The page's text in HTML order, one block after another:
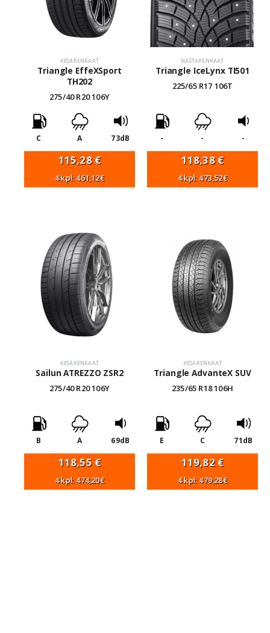
KESÄRENKAAT
Triangle EffeXSport
TH202
275/40 R20 106Y
C A 73dB
115,28€
4 kpl: 461,12€
NASTARENKAAT
Triangle IceLynx TI501
225/65 R17 106T
- - -
118,38€
4 kpl: 473,52€
KESÄRENKAAT
Sailun ATREZZO ZSR2
275/40 R20 106Y
B A 69dB
118,55 €
4 kpl: 474,20€
KESÄRENKAAT
Triangle AdvanteX SUV
235/65 R18 106H
E C 71dB
119,82 €
4 kpl: 479,28€